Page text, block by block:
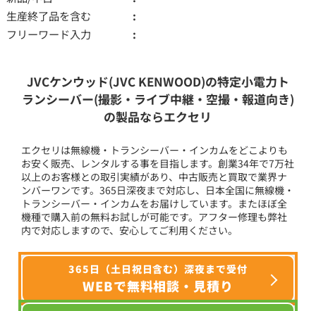
生産終了品を含む
フリーワード入力
JVCケンウッド(JVC KENWOOD)の特定小電力ト
ランシーバー(撮影・ライブ中継・空撮・報道向き)
の製品ならエクセリ
エクセリは無線機・トランシーバー・インカムをどこよりも
お安く販売、レンタルする事を目指します。創業34年で7万社
以上のお客様との取引実績があり、中古販売と買取で業界ナ
ンバーワンです。365日深夜まで対応し、日本全国に無線機・
トランシーバー・インカムをお届けしています。またほぼ全
機種で購入前の無料お試しが可能です。アフター修理も弊社
内で対応しますので、安心してご利用ください。
365日（土日祝日含む）深夜まで受付
WEBで無料相談・見積り